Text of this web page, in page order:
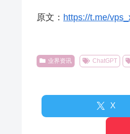
原文： https://t.me/
业界资讯 ChatGPT
X